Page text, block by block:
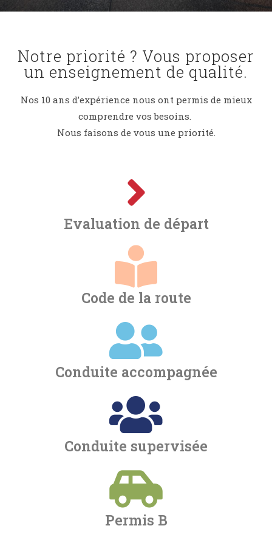
Notre priorité ? Vous proposer
un enseignement de qualité.
Nos 10 ans d’expérience nous ont permis de mieux
comprendre vos besoins.
Nous faisons de vous une priorité.
Evaluation de départ
Code de la route
Conduite accompagnée
Conduite supervisée
Permis B